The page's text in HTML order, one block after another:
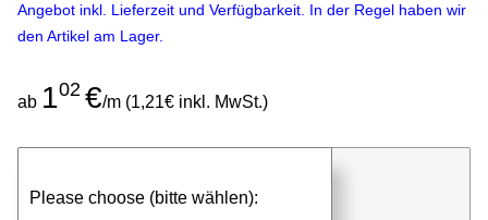
Angebot inkl. Lieferzeit und Verfügbarkeit. In der Regel haben wir
den Artikel am Lager.
ab 102 €/m (1,21€ inkl. MwSt.)
Please choose (bitte wählen):
⮮